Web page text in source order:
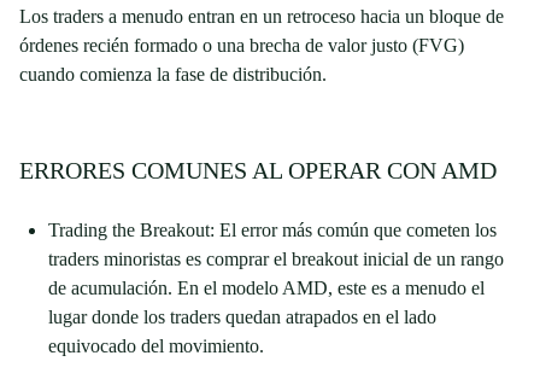
Los traders a menudo entran en un retroceso hacia un bloque de
órdenes recién formado o una brecha de valor justo (FVG)
cuando comienza la fase de distribución.
ERRORES COMUNES AL OPERAR CON AMD
Trading the Breakout: El error más común que cometen los
traders minoristas es comprar el breakout inicial de un rango
de acumulación. En el modelo AMD, este es a menudo el
lugar donde los traders quedan atrapados en el lado
equivocado del movimiento.